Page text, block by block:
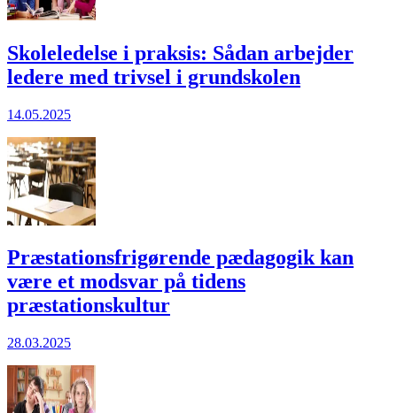
Skoleledelse i praksis: Sådan arbejder
ledere med trivsel i grundskolen
14.05.2025
Præstationsfrigørende pædagogik kan
være et modsvar på tidens
præstationskultur
28.03.2025